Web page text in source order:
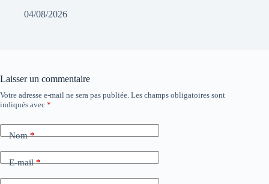
04/08/2026
Laisser un commentaire
Votre adresse e-mail ne sera pas publiée. Les champs obligatoires sont
indiqués avec *
Nom*
E-mail*